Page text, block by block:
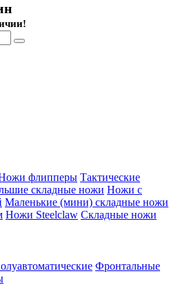
флипперы Тактические
складные ножи Ножи с
Маленькие (мини) складные ножи
Ножи Steelclaw Складные ножи
Фронтальные